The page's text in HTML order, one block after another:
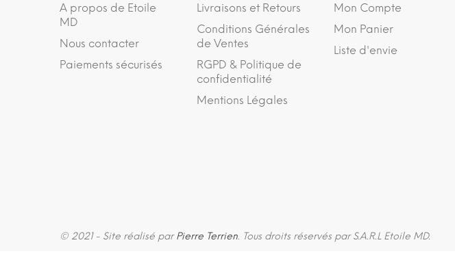
A propos de Etoile
MD
Nous contacter
Paiements sécurisés
Livraisons et Retours
Conditions Générales
de Ventes
RGPD & Politique de
confidentialité
Mentions Légales
Mon Compte
Mon Panier
Liste d'envie
© 2021 - Site réalisé parPierre Terrien. Tous droits réservés par S.A.R.L Etoile MD.